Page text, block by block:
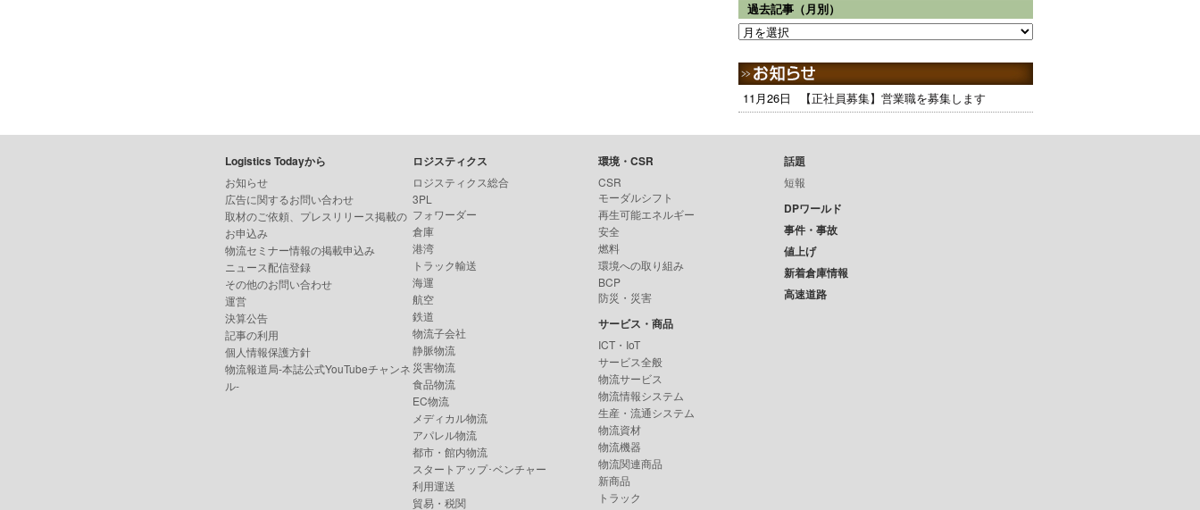
過去記事（月別）
11月26日 【正社員募集】営業職を募集します
Logistics Todayから
お知らせ
広告に関するお問い合わせ
取材のご依頼、プレスリリース掲載の
お申込み
物流セミナー情報の掲載申込み
ニュース配信登録
その他のお問い合わせ
運営
決算公告
記事の利用
個人情報保護方針
物流報道局-本誌公式YouTubeチャンネ
ル-
ロジスティクス
ロジスティクス総合
3PL
フォワーダー
倉庫
港湾
トラック輸送
海運
航空
鉄道
物流子会社
静脈物流
災害物流
食品物流
EC物流
メディカル物流
アパレル物流
都市・館内物流
スタートアップ･ベンチャー
利用運送
貿易・税関
環境・CSR
CSR
モーダルシフト
再生可能エネルギー
安全
燃料
環境への取り組み
BCP
防災・災害
サービス・商品
ICT・IoT
サービス全般
物流サービス
物流情報システム
生産・流通システム
物流資材
物流機器
物流関連商品
新商品
トラック
話題
短報
DPワールド
事件・事故
値上げ
新着倉庫情報
高速道路